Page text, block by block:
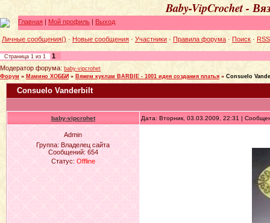
Baby-VipCrochet -
Главная | Мой профиль | Выход
Личные сообщения() · Новые сообщения · Участники · Правила форума · Поиск · RSS
Страница 1 из 1
1
Модератор форума: baby-vipcrohet
Форум » Мамино ХОББИ » Вяжем куклам BARBIE - 1001 идея создания платья » Consuelo
Consuelo Vanderbilt
baby-vipcrohet Дата: Вторник, 03.03.2009, 22:31 |
Admin
Группа: Владелец сайта
Сообщений: 654
Статус: Offline